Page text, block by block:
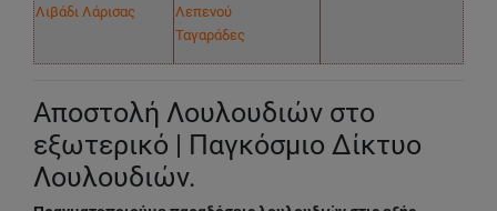
Λιβάδι Λάρισας
Λεπενού
Ταγαράδες
Αποστολή Λουλουδιών στο
εξωτερικό | Παγκόσμιο Δίκτυο
Λουλουδιών.